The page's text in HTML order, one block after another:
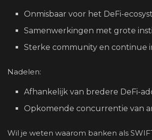
Onmisbaar voor het DeFi-
Samenwerkingen met grote
Sterke community en continue
Nadelen:
Afhankelijk van bredere DeFi-
Opkomende concurrentie van
Wil je weten waarom banken als